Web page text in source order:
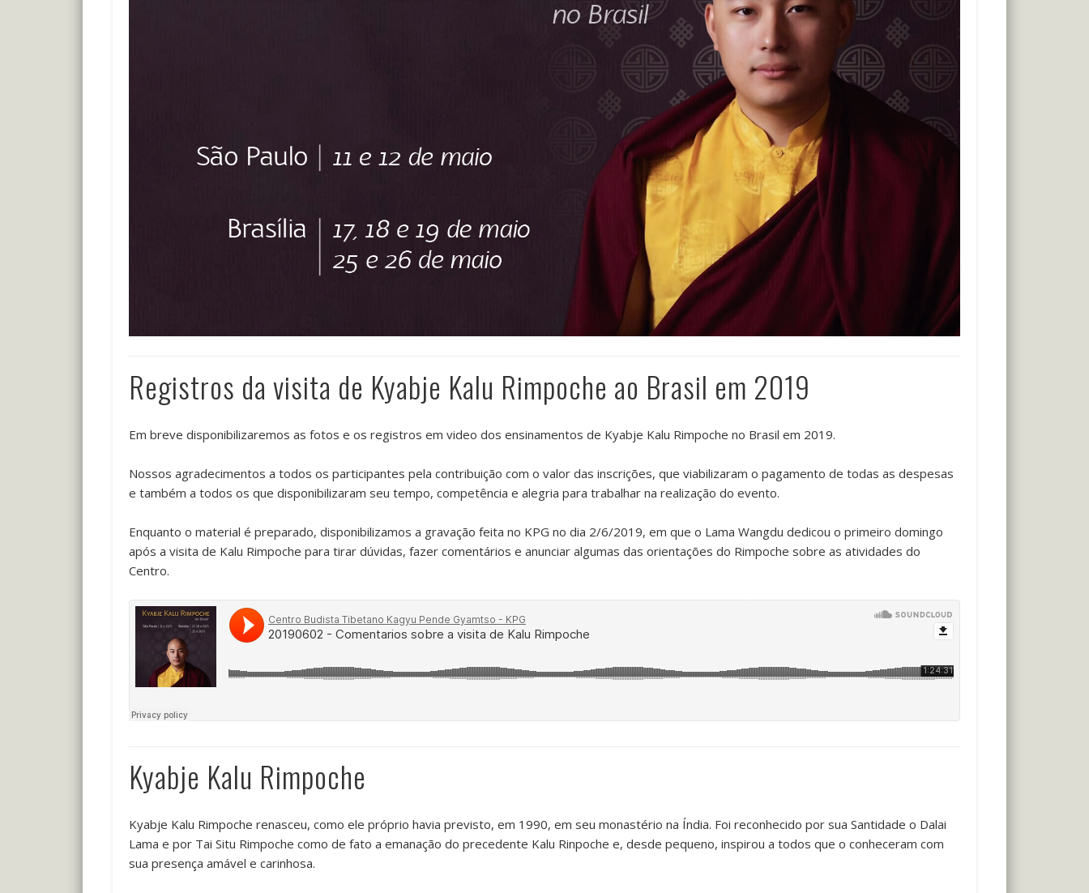
Registros da visita de Kyabje Kalu Rimpoche ao Brasil em 2019
Em breve disponibilizaremos as fotos e os registros em video dos ensinamentos de Kyabje Kalu Rimpoche no Brasil em 2019.
Nossos agradecimentos a todos os participantes pela contribuição com o valor das inscrições, que viabilizaram o pagamento de todas as despesas
e também a todos os que disponibilizaram seu tempo, competência e alegria para trabalhar na realização do evento.
Enquanto o material é preparado, disponibilizamos a gravação feita no KPG no dia 2/6/2019, em que o Lama Wangdu dedicou o primeiro domingo
após a visita de Kalu Rimpoche para tirar dúvidas, fazer comentários e anunciar algumas das orientações do Rimpoche sobre as atividades do
Centro.
Kyabje Kalu Rimpoche
Kyabje Kalu Rimpoche renasceu, como ele próprio havia previsto, em 1990, em seu monastério na Índia. Foi reconhecido por sua Santidade o Dalai
Lama e por Tai Situ Rimpoche como de fato a emanação do precedente Kalu Rinpoche e, desde pequeno, inspirou a todos que o conheceram com
sua presença amável e carinhosa.